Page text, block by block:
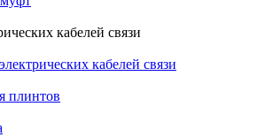
кабелей связи
кабелей связи
плинтов